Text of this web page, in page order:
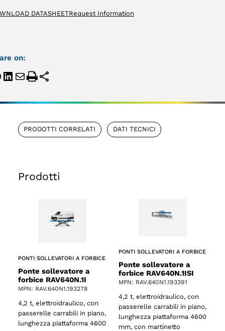
DATASHEETRequest Information
on:
PRODOTTI CORRELATI DATI TECNICI
Prodotti
PONTI SOLLEVATORI A FORBICE
Ponte sollevatore a
forbice RAV640N.1I
MPN: RAV.640N1.193278
4,2 t, elettroidraulico, con
passerelle carrabili in piano,
lunghezza piattaforma 4600
PONTI SOLLEVATORI A FORBICE
Ponte sollevatore a
forbice RAV640N.1ISI
MPN: RAV.640N1.193391
4,2 t, elettroidraulico, con
passerelle carrabili in piano,
lunghezza piattaforma 4600
mm, con martinetto